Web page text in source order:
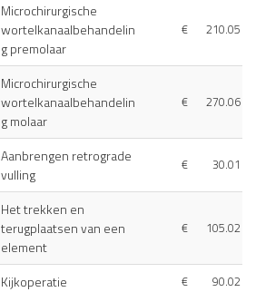
Microchirurgische
wortelkanaalbehandelin
g premolaar
€ 210.05
Microchirurgische
wortelkanaalbehandelin
g molaar
€ 270.06
Aanbrengen retrograde
vulling
€ 30.01
Het trekken en
terugplaatsen van een
element
€ 105.02
Kijkoperatie € 90.02